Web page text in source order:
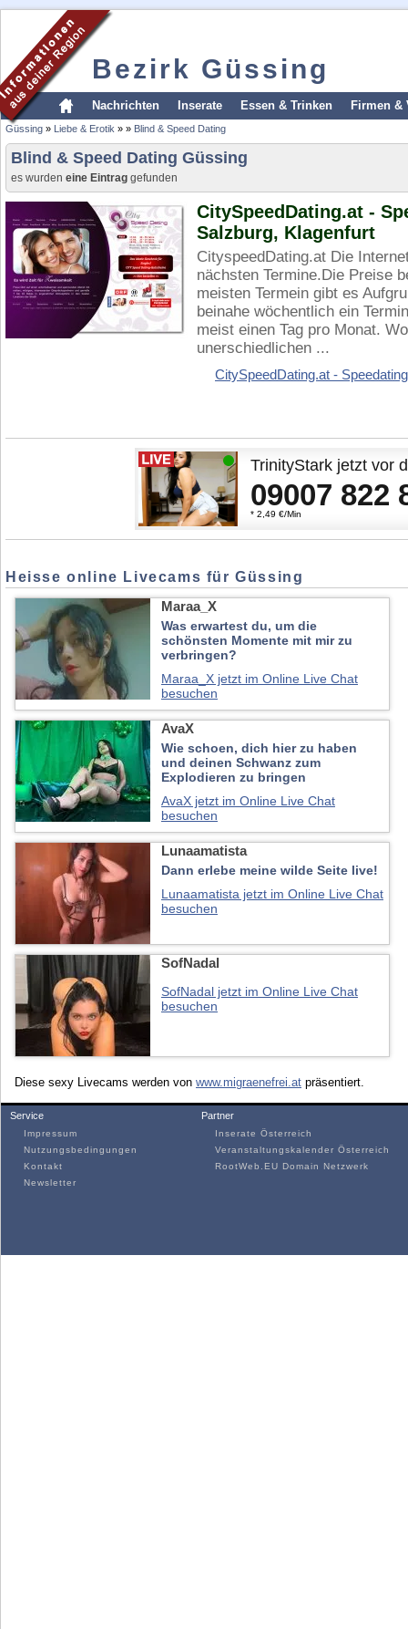
Bezirk Güssing
Nachrichten Inserate Essen & Trinken Firmen &
Güssing » Liebe & Erotik » » Blind & Speed Dating
Blind & Speed Dating Güssing
es wurden eine Eintrag gefunden
CitySpeedDating.at -
Salzburg, Klagenfurt
CityspeedDating.at Die
nächsten Termine.Die Preise
meisten Termein gibt es
beinahe wöchentlich ein
meist einen Tag pro Monat.
unerschiedlichen ...
CitySpeedDating.at -
Heisse online Livecams für Güssing
Maraa_X
Was erwartest du, um die
schönsten Momente mit mir zu
verbringen?
Maraa_X jetzt im Online Live Chat
besuchen
AvaX
Wie schoen, dich hier zu haben
und deinen Schwanz zum
Explodieren zu bringen
AvaX jetzt im Online Live Chat
besuchen
Lunaamatista
Dann erlebe meine wilde Seite live!
Lunaamatista jetzt im Online Live Chat
besuchen
SofNadal
SofNadal jetzt im Online Live Chat
besuchen
Diese sexy Livecams werden von www.migraenefrei.at präsentiert.
Service
Impressum
Nutzungsbedingungen
Kontakt
Newsletter
Partner
Inserate Österreich
Veranstaltungskalender Österreich
RootWeb.EU Domain Netzwerk